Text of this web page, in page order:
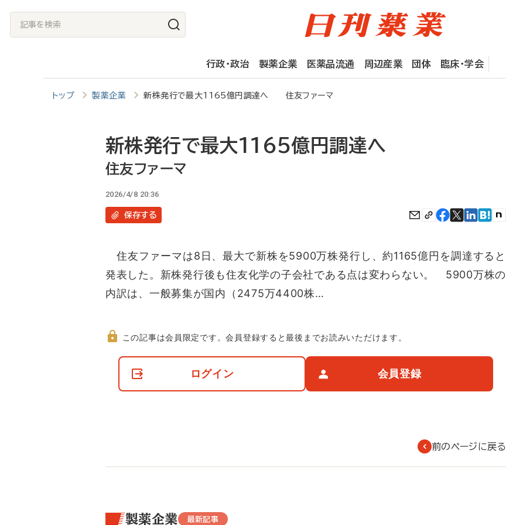
記
事
行政・政治 製薬企業 医薬品流通 周辺産業 団体 臨床・学会
トップ 製薬企業 新株発行で最大1165億円調達へ 住友ファーマ
新株発行で最大1165億円調達へ
住友ファーマ
2026/4/8 20:36
保存する
住友ファーマは8日、最大で新株を5900万株発行し、約1165億円を調達すると
発表した。新株発行後も住友化学の子会社である点は変わらない。 5900万株の
内訳は、一般募集が国内（2475万4400株…
て
この記事は会員限定です。会員登録すると最後までお読みいただけます。
ログイン 会員登録
前のページに戻る
製薬企業 最新記事